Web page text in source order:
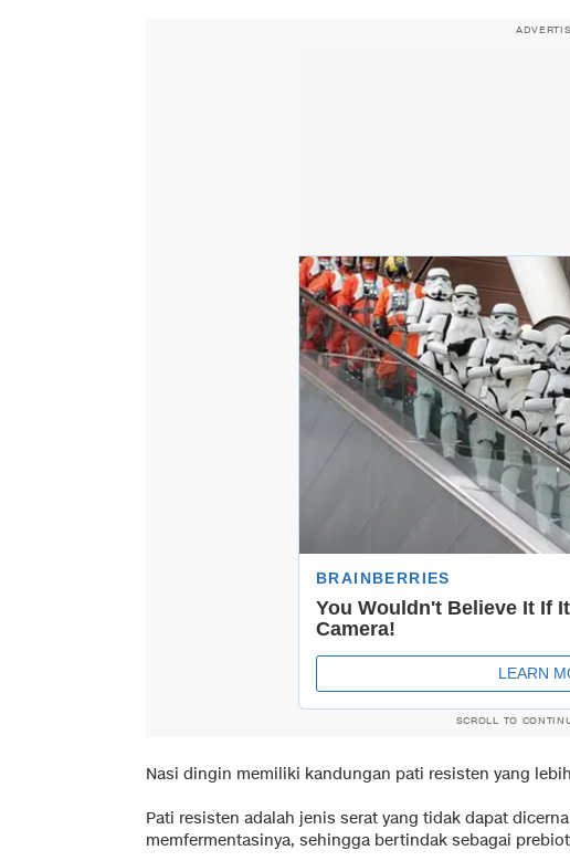
SCROLL TO
Nasi dingin memiliki kandungan pati resisten yang
Pati resisten adalah jenis serat yang tidak dapat
memfermentasinya, sehingga bertindak sebagai